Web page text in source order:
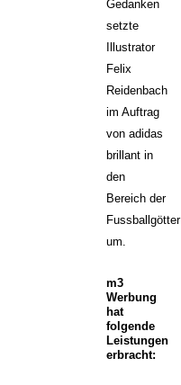
Gedanken
setzte
Illustrator
Felix
Reidenbach
im Auftrag
von adidas
brillant in
den
Bereich der
Fussballgötter
um.
m3
Werbung
hat
folgende
Leistungen
erbracht: